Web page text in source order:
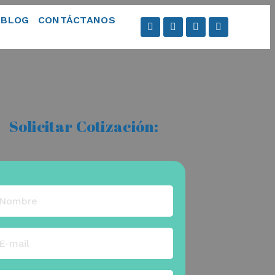
BLOG CONTÁCTANOS
Solicitar Cotización: